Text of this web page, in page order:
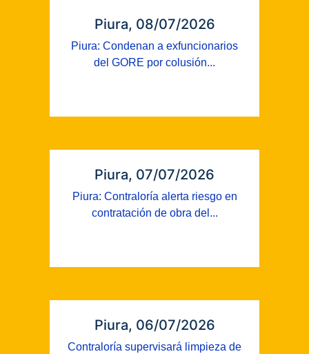
Piura, 08/07/2026
Piura: Condenan a exfuncionarios
del GORE por colusión...
Piura, 07/07/2026
Piura: Contraloría alerta riesgo en
contratación de obra del...
Piura, 06/07/2026
Contraloría supervisará limpieza de